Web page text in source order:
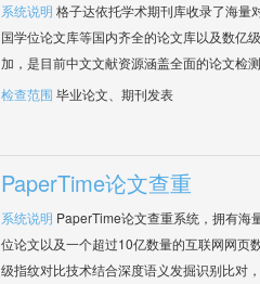
系统说明 格子达依托学术期刊库收录了海量
国学位论文库等国内齐全的论文库以及数亿
加，是目前中文文献资源涵盖全面的论文检
检查范围 毕业论文、期刊发表
PaperTime论文查重
系统说明 PaperTime论文查重系统，拥有海
位论文以及一个超过10亿数量的互联网网页
级指纹对比技术结合深度语义发掘识别比对